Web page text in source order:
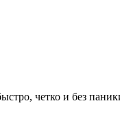
четко и без